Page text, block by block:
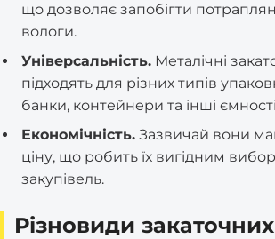
що дозволяє запобігти
вологи.
Універсальність. Металічні
підходять для різних типів
банки, контейнери та інші
Економічність. Зазвичай вони
ціну, що робить їх вигідним
закупівель.
Різновиди